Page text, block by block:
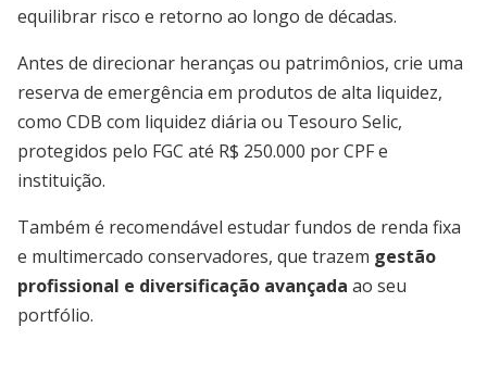
equilibrar risco e retorno ao longo de décadas.
Antes de direcionar heranças ou patrimônios, crie uma
reserva de emergência em produtos de alta liquidez,
como CDB com liquidez diária ou Tesouro Selic,
protegidos pelo FGC até R$ 250.000 por CPF e
instituição.
Também é recomendável estudar fundos de renda fixa
e multimercado conservadores, que trazem gestão
profissional e diversificação avançada ao seu
portfólio.